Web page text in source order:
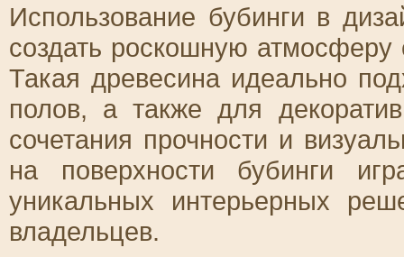
Использование бубинги в
создать роскошную атмосферу
Такая древесина идеально
полов, а также для
сочетания прочности и
на поверхности бубинги
уникальных интерьерных
владельцев.